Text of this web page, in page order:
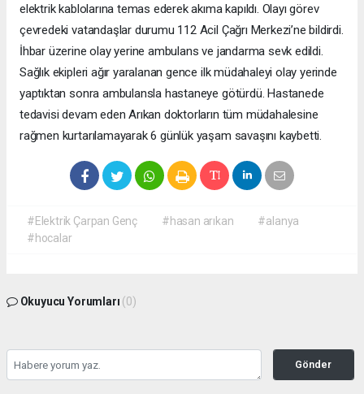
elektrik kablolarına temas ederek akıma kapıldı. Olayı görev
çevredeki vatandaşlar durumu 112 Acil Çağrı Merkezi’ne bildirdi.
İhbar üzerine olay yerine ambulans ve jandarma sevk edildi.
Sağlık ekipleri ağır yaralanan gence ilk müdahaleyi olay yerinde
yaptıktan sonra ambulansla hastaneye götürdü. Hastanede
tedavisi devam eden Arıkan doktorların tüm müdahalesine
rağmen kurtarılamayarak 6 günlük yaşam savaşını kaybetti.
#Elektrik Çarpan Genç #hasan arıkan
#alanya
#hocalar
Okuyucu Yorumları (0)
Gönder